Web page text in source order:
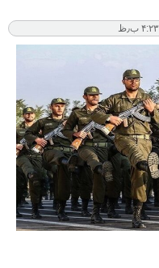
۴:۲۳ ب٫ظ